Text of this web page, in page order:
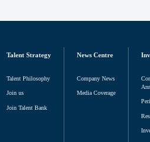
Talent Strategy
Talent Philosophy
Join us
Join Talent Bank
News Centre
Company News
Media Coverage